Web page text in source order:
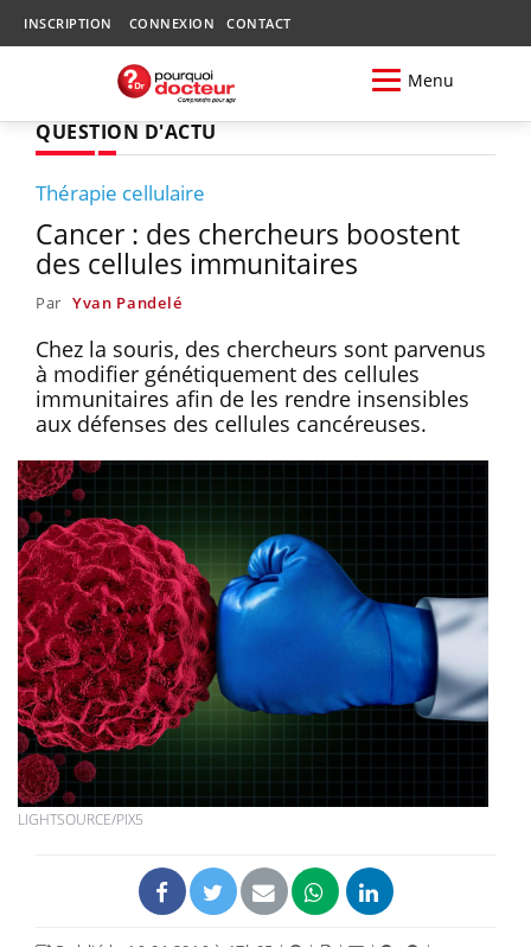
INSCRIPTION CONNEXION CONTACT
Menu
QUESTION D'ACTU
Thérapie cellulaire
Cancer : des chercheurs boostent
des cellules immunitaires
Par Yvan Pandelé
Chez la souris, des chercheurs sont parvenus
à modifier génétiquement des cellules
immunitaires afin de les rendre insensibles
aux défenses des cellules cancéreuses.
LIGHTSOURCE/PIX5